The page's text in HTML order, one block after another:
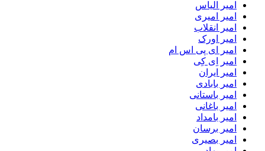
امیر الیاس
امیر امیری
امیر انقلاب
امیر اورک
امیر ای پی اس ام
امیر اِی کِی
امیر ایران
امیر بابادی
امیر باستانی
امیر باغانی
امیر بامداد
امیر برسان
امیر بصیری